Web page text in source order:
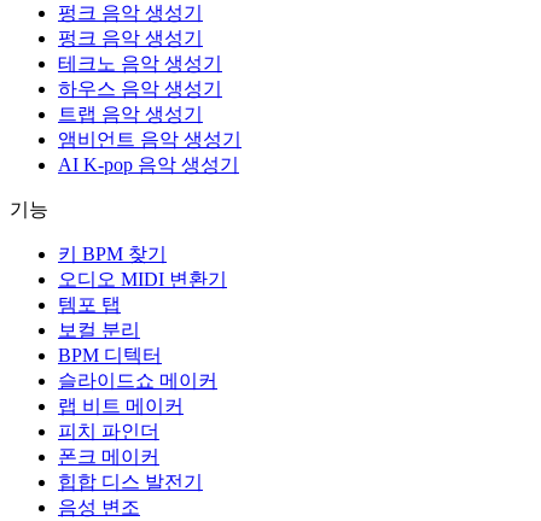
펑크 음악 생성기
펑크 음악 생성기
테크노 음악 생성기
하우스 음악 생성기
트랩 음악 생성기
앰비언트 음악 생성기
AI K-pop 음악 생성기
기능
키 BPM 찾기
오디오 MIDI 변환기
템포 탭
보컬 분리
BPM 디텍터
슬라이드쇼 메이커
랩 비트 메이커
피치 파인더
폰크 메이커
힙합 디스 발전기
음성 변조